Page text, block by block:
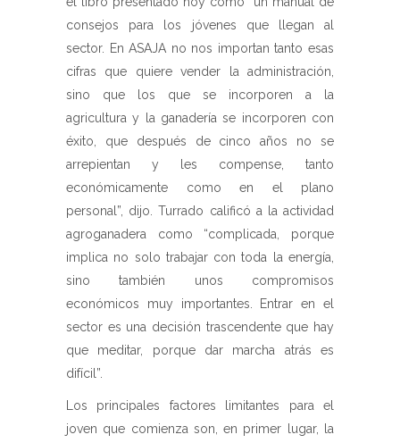
consejos para los jóvenes que llegan al
sector. En ASAJA no nos importan tanto esas
cifras que quiere vender la administración,
sino que los que se incorporen a la
agricultura y la ganadería se incorporen con
éxito, que después de cinco años no se
arrepientan y les compense, tanto
económicamente como en el plano
personal”, dijo. Turrado calificó a la actividad
agroganadera como “complicada, porque
implica no solo trabajar con toda la energía,
sino también unos compromisos
económicos muy importantes. Entrar en el
sector es una decisión trascendente que hay
que meditar, porque dar marcha atrás es
difícil”.
Los principales factores limitantes para el
joven que comienza son, en primer lugar, la